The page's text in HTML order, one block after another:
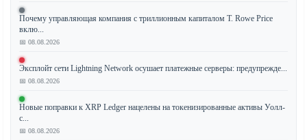
XRP
Ledger
(XRPL)
официально
активировал
последнее
обновление
протокола,
внедрив
Почему управляющая компания с триллионным капиталом T. Rowe Price
вклю...
📅 08.08.2026
Эксплойт сети Lightning Network осушает платежные серверы: предупрежде...
📅 08.08.2026
Новые поправки к XRP Ledger нацелены на токенизированные активы Уолл-
с...
📅 08.08.2026